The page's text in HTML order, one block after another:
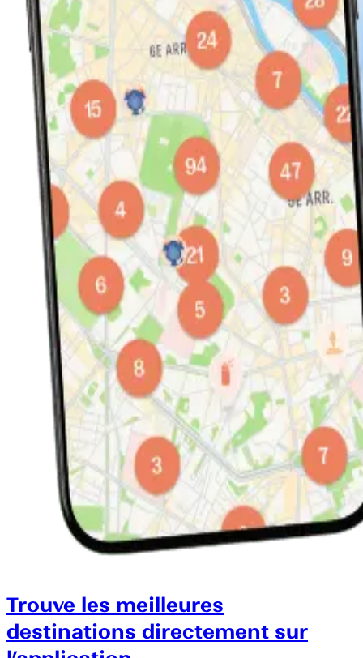
Trouve les meilleures
destinations directement sur